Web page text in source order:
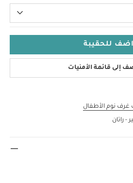
اضف للحقيبة
إلى قائمة الأمنيات
غرف نوم الأطفال
- راتان